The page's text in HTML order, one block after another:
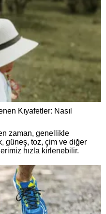
Kıyafetler: Nasıl
zaman, genellikle
güneş, toz, çim ve diğer
hızla kirlenebilir.